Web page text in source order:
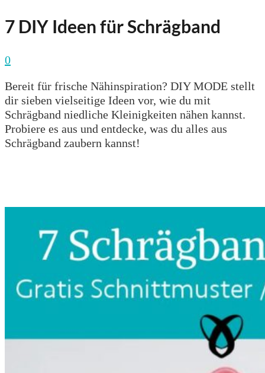
7 DIY Ideen für Schrägband
0
Bereit für frische Nähinspiration? DIY MODE stellt
dir sieben vielseitige Ideen vor, wie du mit
Schrägband niedliche Kleinigkeiten nähen kannst.
Probiere es aus und entdecke, was du alles aus
Schrägband zaubern kannst!